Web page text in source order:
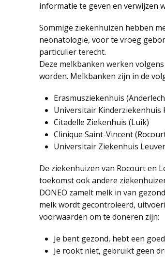
informatie te geven en verwijzen
Sommige ziekenhuizen hebben
neonatologie, voor te vroeg
particulier terecht.
Deze melkbanken werken
worden. Melkbanken zijn in de
Erasmusziekenhuis
Universitair Kinderziekenhuis
Citadelle Ziekenhuis (Luik)
Clinique Saint-Vincent
Universitair Ziekenhuis
De ziekenhuizen van Rocourt en
toekomst ook andere
DONEO zamelt melk in van
melk wordt gecontroleerd,
voorwaarden om te doneren zijn:
Je bent gezond, hebt een
Je rookt niet, gebruikt geen